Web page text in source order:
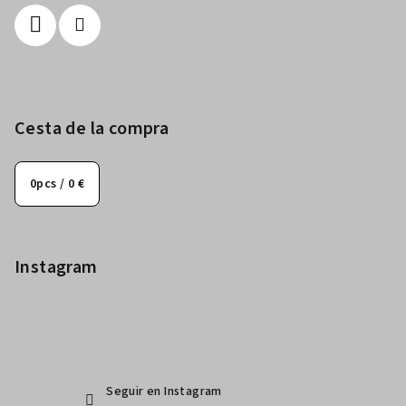
Cesta de la compra
0pcs / 0 €
Instagram
Seguir en Instagram